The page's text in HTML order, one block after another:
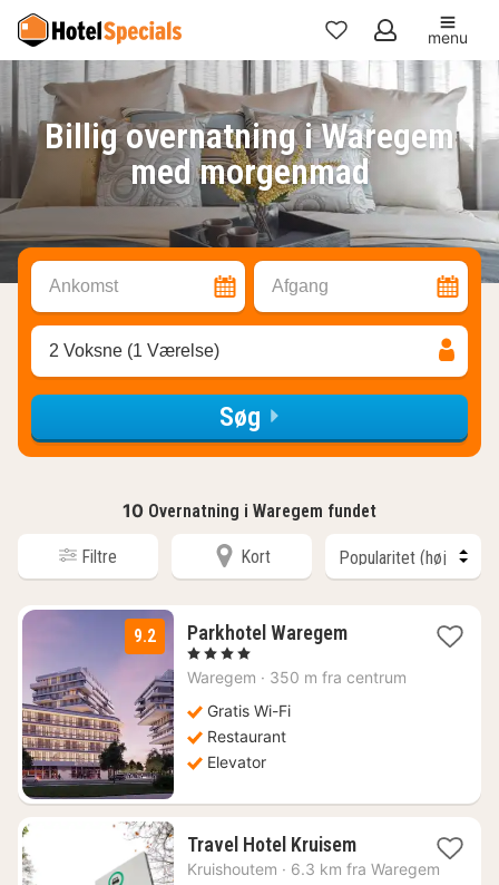
Mine
favoritter
menu
Billig overnatning i Waregem
med morgenmad
Ankomst Afgang
2 Voksne (1 Værelse)
Søg
10 Overnatning i Waregem fundet
Filtre Kort
9.2 Parkhotel Waregem1
fra
, 4 Stjerner
Waregem · 350 m fra centrum
Gratis Wi-Fi
Restaurant
Elevator
Travel Hotel Kruisem1
nat
Kruishoutem · 6.3 km fra Waregem